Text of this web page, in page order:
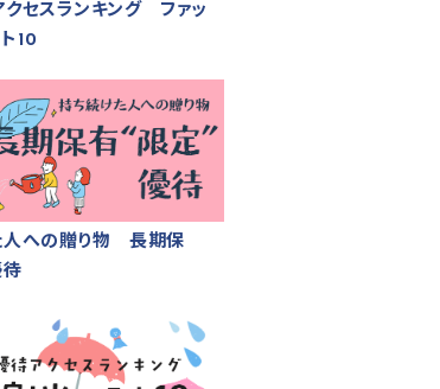
クセスランキング ファッ
10
人への贈り物 長期保
待